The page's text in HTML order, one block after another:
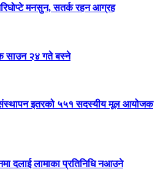
मनसुन, सतर्क रहन आग्रह
साउन २४ गते बस्ने
संस्थापन इतरको ५५१ सदस्यीय मूल आयोजक
दलाई लामाका प्रतिनिधि नआउने